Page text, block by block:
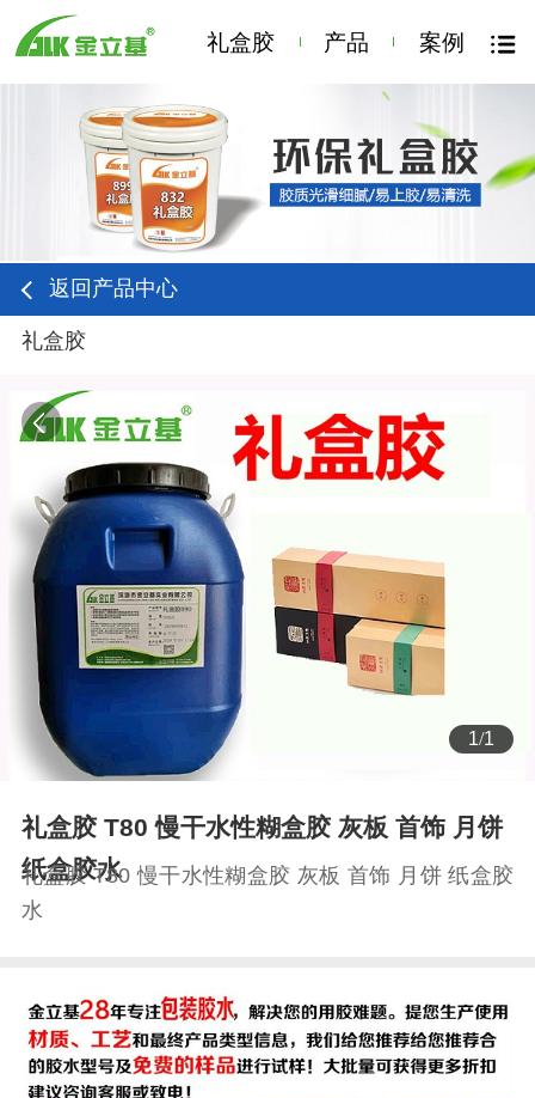
礼盒胶 产品 案例
返回产品中心
礼盒胶
1/1
礼盒胶 T80 慢干水性糊盒胶 灰板 首饰 月饼
纸盒胶水
礼盒胶 T80 慢干水性糊盒胶 灰板 首饰 月饼 纸盒胶
水